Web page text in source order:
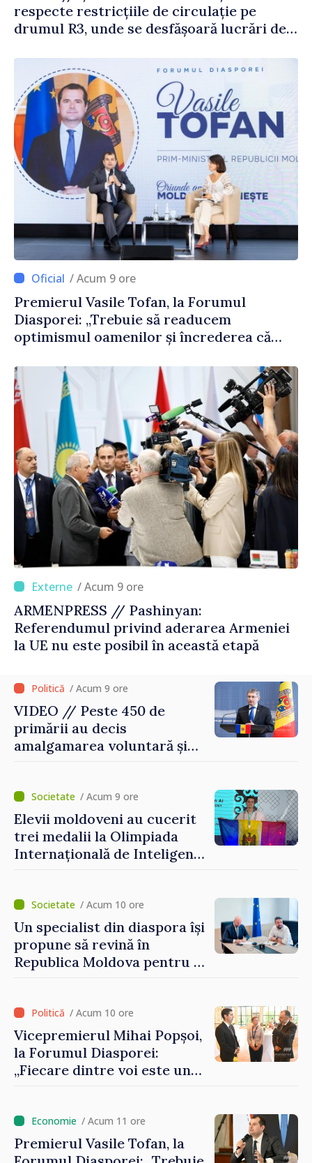
respecte restricțiile de circulație pe
drumul R3, unde se desfășoară lucrări de
/ Acum 9 ore
Premierul Vasile Tofan, la Forumul
Diasporei: „Trebuie să readucem
optimismul oamenilor și încrederea că
corectă”
/ Acum 9 ore
ARMENPRESS // Pashinyan:
Referendumul privind aderarea Armeniei
la UE nu este posibil în această etapă
/ Acum 9 ore
VIDEO // Peste 450 de
primării au decis
amalgamarea voluntară și
Grosu: „Este important să
depășim blocajele și să dăm o
șansă localităților să se
dezvolte”
/ Acum 9 ore
Elevii moldoveni au cucerit
trei medalii la Olimpiada
Internațională de Inteligență
/ Acum 10 ore
Un specialist din diaspora își
propune să revină în
Republica Moldova pentru a
/ Acum 10 ore
Vicepremierul Mihai Popșoi,
la Forumul Diasporei:
„Fiecare dintre voi este un
imaginii Republicii Moldova”
/ Acum 11 ore
Premierul Vasile Tofan, la